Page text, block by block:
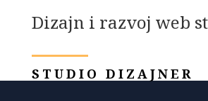
Dizajn i razvoj web
STUDIO DIZAJNER